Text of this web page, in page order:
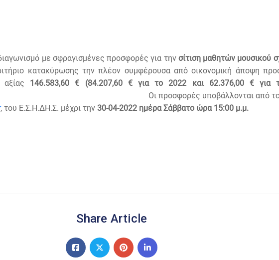
με σφραγισμένες προσφορές για την σίτιση μαθητών μουσικού
κατακύρωσης την πλέον συμφέρουσα από οικονομική άποψη
αξίας 146.583,60 € (84.207,60 € για το 2022 και 62.376,00 € για
από τους οικονομικούς
, του Ε.Σ.Η.ΔΗ.Σ. μέχρι την 30-04-2022 ημέρα Σάββατο ώρα 15:00 μ.μ.
Share Article